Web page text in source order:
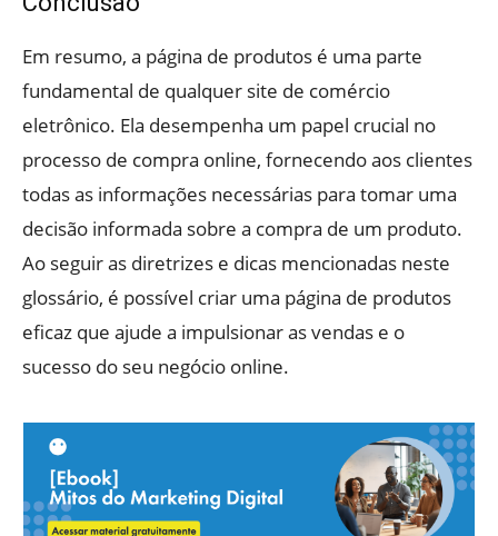
Em resumo, a página de produtos é uma parte
fundamental de qualquer site de comércio
eletrônico. Ela desempenha um papel crucial no
processo de compra online, fornecendo aos clientes
todas as informações necessárias para tomar uma
decisão informada sobre a compra de um produto.
Ao seguir as diretrizes e dicas mencionadas neste
glossário, é possível criar uma página de produtos
eficaz que ajude a impulsionar as vendas e o
sucesso do seu negócio online.